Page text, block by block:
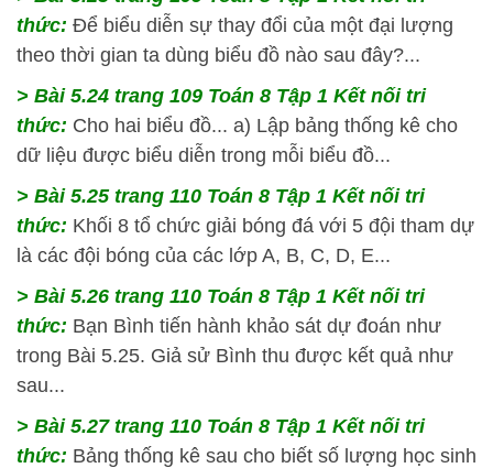
thức: Để biểu diễn sự thay đổi của một đại lượng
theo thời gian ta dùng biểu đồ nào sau đây?...
> Bài 5.24 trang 109 Toán 8 Tập 1 Kết nối tri
thức: Cho hai biểu đồ... a) Lập bảng thống kê cho
dữ liệu được biểu diễn trong mỗi biểu đồ...
> Bài 5.25 trang 110 Toán 8 Tập 1 Kết nối tri
thức: Khối 8 tổ chức giải bóng đá với 5 đội tham dự
là các đội bóng của các lớp A, B, C, D, E...
> Bài 5.26 trang 110 Toán 8 Tập 1 Kết nối tri
thức: Bạn Bình tiến hành khảo sát dự đoán như
trong Bài 5.25. Giả sử Bình thu được kết quả như
sau...
> Bài 5.27 trang 110 Toán 8 Tập 1 Kết nối tri
thức: Bảng thống kê sau cho biết số lượng học sinh